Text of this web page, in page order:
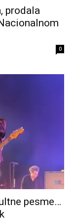
prodala
0
pesme…